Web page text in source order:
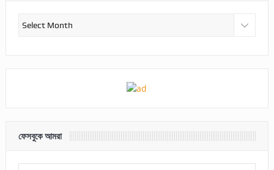
আর্কাইভ
ফেসবুকে আমরা